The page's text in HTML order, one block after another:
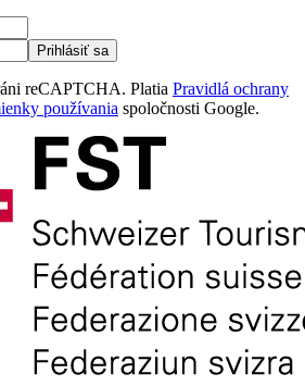
Prihlásiť sa
reCAPTCHA. Platia Pravidlá ochrany
používania spoločnosti Google.